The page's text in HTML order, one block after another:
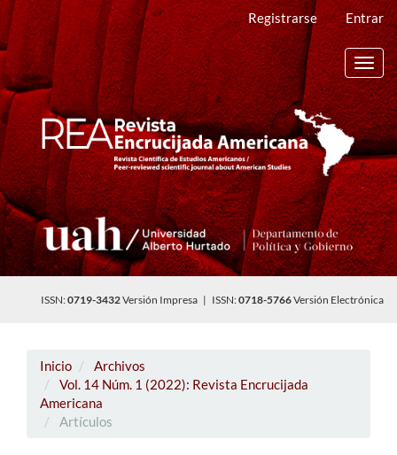
Navegación
principal
Contenido
principal
Barra
lateral
Registrarse Entrar
ISSN:0719-3432Versión Impresa | ISSN:0718-5766Versión Electrónica
Inicio
Archivos
Vol. 14 Núm. 1 (2022): Revista Encrucijada
Americana
Artículos